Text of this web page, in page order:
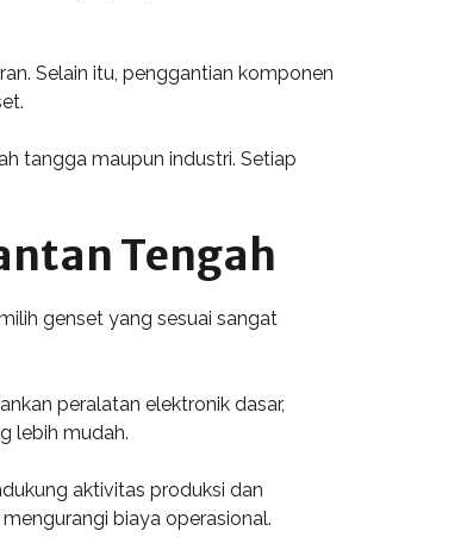
Selain itu, penggantian komponen
tangga maupun industri. Setiap
Tengah
genset yang sesuai sangat
peralatan elektronik dasar,
lebih mudah.
aktivitas produksi dan
biaya operasional.